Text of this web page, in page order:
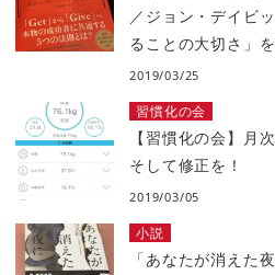
／ジョン・デイビ
ることの大切さ」
2019/03/25
習慣化の会
【習慣化の会】月
そして修正を！
2019/03/05
小説
「あなたが消えた